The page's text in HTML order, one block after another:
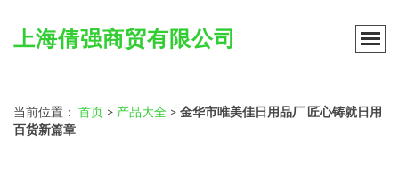
上海倩强商贸有限公司
当前位置： 首页 > 产品大全 > 金华市唯美佳日用品厂 匠心铸就日用
百货新篇章